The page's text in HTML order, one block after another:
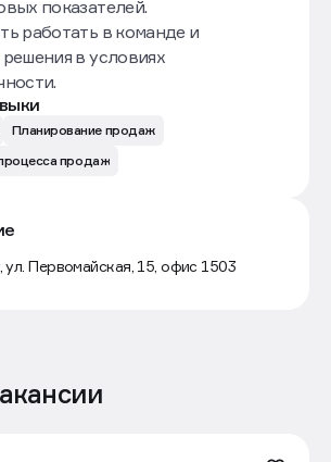
показателей.
работать в команде и
в условиях
Планирование продаж
продаж
ул. Первомайская, 15, офис 1503